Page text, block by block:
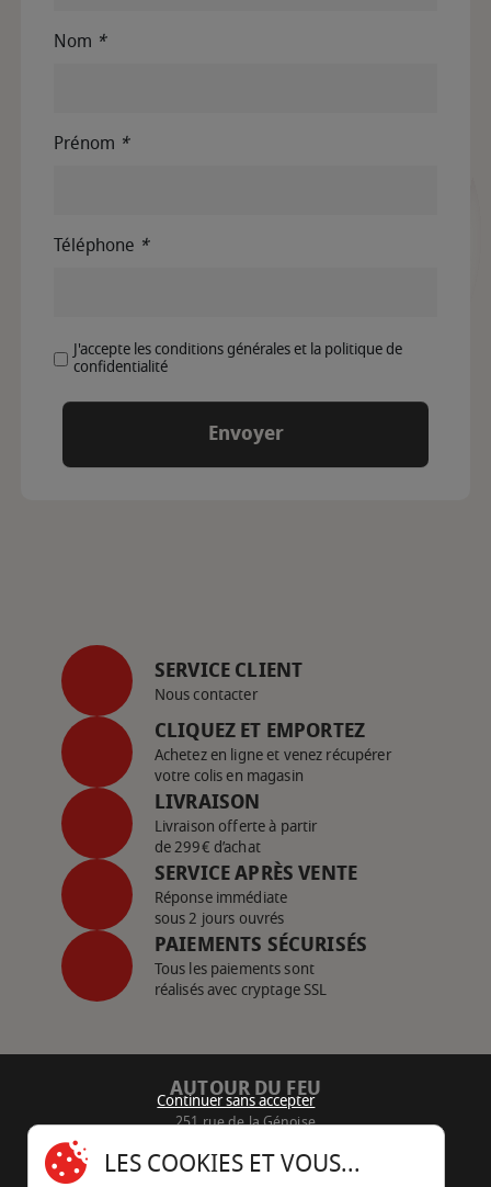
Nom *
Prénom *
Téléphone *
J'accepte les conditions générales et la politique de
confidentialité
SERVICE CLIENT
Nous contacter
CLIQUEZ ET EMPORTEZ
Achetez en ligne et venez récupérer
votre colis en magasin
LIVRAISON
Livraison offerte à partir
de 299€ d’achat
SERVICE APRÈS VENTE
Réponse immédiate
sous 2 jours ouvrés
PAIEMENTS SÉCURISÉS
Tous les paiements sont
réalisés avec cryptage SSL
AUTOUR DU FEU
251 rue de la Génoise
Continuer sans accepter
LES COOKIES ET VOUS...